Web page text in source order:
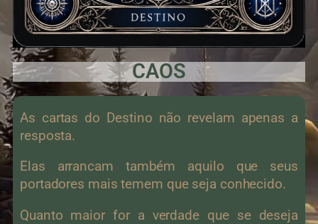
CAOS
As cartas do Destino não revelam apenas a
resposta.
Elas arrancam também aquilo que seus
portadores mais temem que seja conhecido.
Quanto maior for a verdade que se deseja